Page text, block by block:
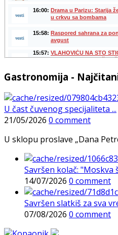
Gastronomija -
U čast čuvenog specijaliteta ...
21/05/2026 0 comment
U sklopu proslave „Dana
Savršen kolač: "Moskva
14/07/2026 0 comment
Savršen slatkiš za sva
07/08/2026 0 comment